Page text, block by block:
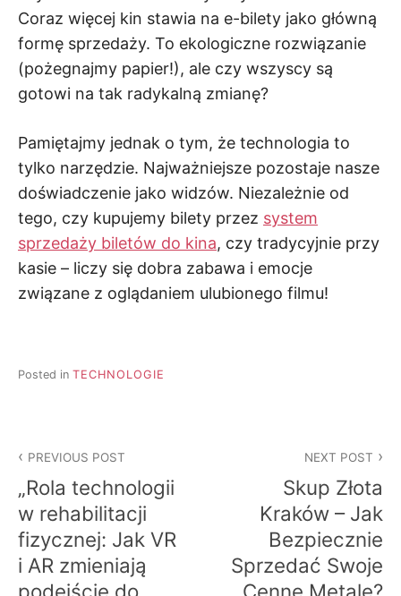
Coraz więcej kin stawia na e-bilety jako główną
formę sprzedaży. To ekologiczne rozwiązanie
(pożegnajmy papier!), ale czy wszyscy są
gotowi na tak radykalną zmianę?
Pamiętajmy jednak o tym, że technologia to
tylko narzędzie. Najważniejsze pozostaje nasze
doświadczenie jako widzów. Niezależnie od
tego, czy kupujemy bilety przez system
sprzedaży biletów do kina, czy tradycyjnie przy
kasie – liczy się dobra zabawa i emocje
związane z oglądaniem ulubionego filmu!
Posted in TECHNOLOGIE
wpisu
PREVIOUS POST
„Rola technologii
w rehabilitacji
fizycznej: Jak VR
i AR zmieniają
NEXT POST
Skup Złota
Kraków – Jak
Bezpiecznie
Sprzedać Swoje